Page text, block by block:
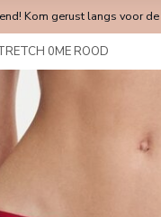
Kom gerust langs voor
0ME ROOD